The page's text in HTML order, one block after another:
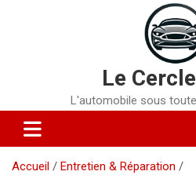
Le
L'automobile sous
Accueil
Entretien & Réparation